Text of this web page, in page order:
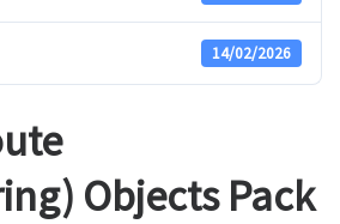
14/02/2026
Objects Pack